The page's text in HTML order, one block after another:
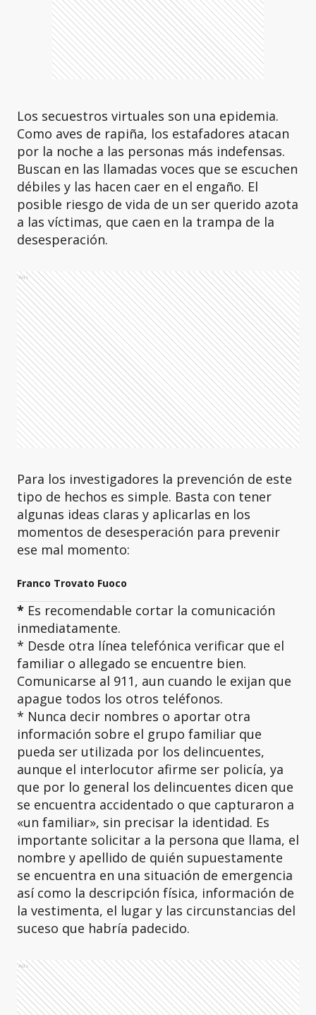
Los secuestros virtuales son una epidemia.
Como aves de rapiña, los estafadores atacan
por la noche a las personas más indefensas.
Buscan en las llamadas voces que se escuchen
débiles y las hacen caer en el engaño. El
posible riesgo de vida de un ser querido azota
a las víctimas, que caen en la trampa de la
desesperación.
Ads
Para los investigadores la prevención de este
tipo de hechos es simple. Basta con tener
algunas ideas claras y aplicarlas en los
momentos de desesperación para prevenir
ese mal momento:
Franco Trovato Fuoco
* Es recomendable cortar la comunicación
inmediatamente.
* Desde otra línea telefónica verificar que el
familiar o allegado se encuentre bien.
Comunicarse al 911, aun cuando le exijan que
apague todos los otros teléfonos.
* Nunca decir nombres o aportar otra
información sobre el grupo familiar que
pueda ser utilizada por los delincuentes,
aunque el interlocutor afirme ser policía, ya
que por lo general los delincuentes dicen que
se encuentra accidentado o que capturaron a
«un familiar», sin precisar la identidad. Es
importante solicitar a la persona que llama, el
nombre y apellido de quién supuestamente
se encuentra en una situación de emergencia
así como la descripción física, información de
la vestimenta, el lugar y las circunstancias del
suceso que habría padecido.
Ads